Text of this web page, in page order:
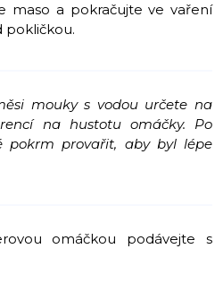
maso a pokračujte ve vaření
pokličkou.
mouky s vodou určete na
na hustotu omáčky. Po
pokrm provařit, aby byl lépe
omáčkou podávejte s